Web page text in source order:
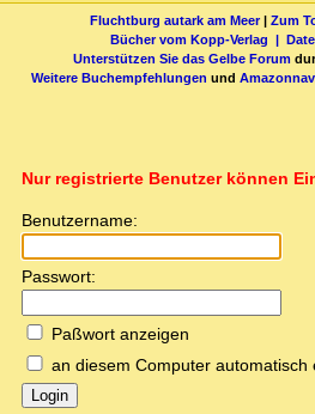
Fluchtburg autark am Meer| Zum
Bücher vom Kopp-Verlag |
Unterstützen Sie das Gelbe Forum
Weitere Buchempfehlungen und
Nur registrierte Benutzer können
Benutzername:
Passwort:
Paßwort anzeigen
an diesem Computer automatisch
Login